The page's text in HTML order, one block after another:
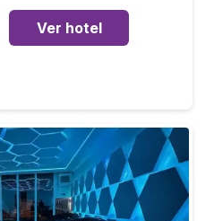
Ver hotel